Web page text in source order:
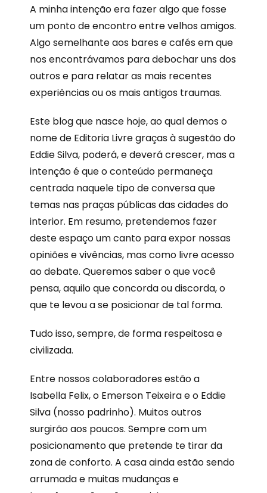
A minha intenção era fazer algo que fosse
um ponto de encontro entre velhos amigos.
Algo semelhante aos bares e cafés em que
nos encontrávamos para debochar uns dos
outros e para relatar as mais recentes
experiências ou os mais antigos traumas.
Este blog que nasce hoje, ao qual demos o
nome de Editoria Livre graças à sugestão do
Eddie Silva, poderá, e deverá crescer, mas a
intenção é que o conteúdo permaneça
centrada naquele tipo de conversa que
temas nas praças públicas das cidades do
interior. Em resumo, pretendemos fazer
deste espaço um canto para expor nossas
opiniões e vivências, mas como livre acesso
ao debate. Queremos saber o que você
pensa, aquilo que concorda ou discorda, o
que te levou a se posicionar de tal forma.
Tudo isso, sempre, de forma respeitosa e
civilizada.
Entre nossos colaboradores estão a
Isabella Felix, o Emerson Teixeira e o Eddie
Silva (nosso padrinho). Muitos outros
surgirão aos poucos. Sempre com um
posicionamento que pretende te tirar da
zona de conforto. A casa ainda estão sendo
arrumada e muitas mudanças e